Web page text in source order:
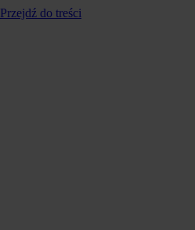
Przejdź do treści